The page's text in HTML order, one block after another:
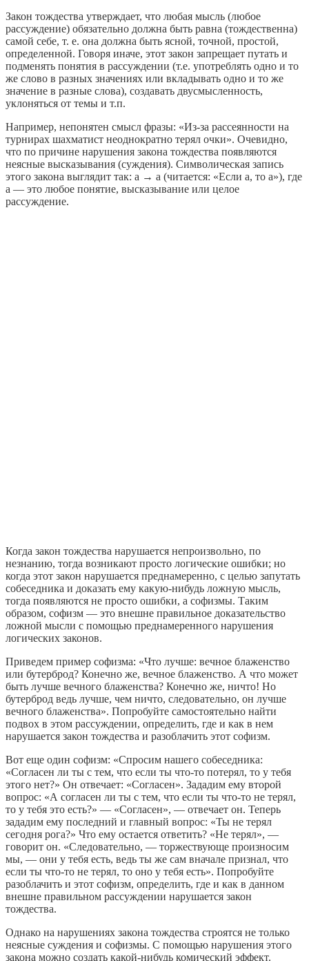
Закон тождества утверждает, что любая мысль (любое
рассуждение) обязательно должна быть равна (тождественна)
самой себе, т. е. она должна быть ясной, точной, простой,
определенной. Говоря иначе, этот закон запрещает путать и
подменять понятия в рассуждении (т.е. употреблять одно и то
же слово в разных значениях или вкладывать одно и то же
значение в разные слова), создавать двусмысленность,
уклоняться от темы и т.п.
Например, непонятен смысл фразы: «Из-за рассеянности на
турнирах шахматист неоднократно терял очки». Очевидно,
что по причине нарушения закона тождества появляются
неясные высказывания (суждения). Символическая запись
этого закона выглядит так: а → а (читается: «Если а, то а»), где
а — это любое понятие, высказывание или целое
рассуждение.
Когда закон тождества нарушается непроизвольно, по
незнанию, тогда возникают просто логические ошибки; но
когда этот закон нарушается преднамеренно, с целью запутать
собеседника и доказать ему какую-нибудь ложную мысль,
тогда появляются не просто ошибки, а софизмы. Таким
образом, софизм — это внешне правильное доказательство
ложной мысли с помощью преднамеренного нарушения
логических законов.
Приведем пример софизма: «Что лучше: вечное блаженство
или бутерброд? Конечно же, вечное блаженство. А что может
быть лучше вечного блаженства? Конечно же, ничто! Но
бутерброд ведь лучше, чем ничто, следовательно, он лучше
вечного блаженства». Попробуйте самостоятельно найти
подвох в этом рассуждении, определить, где и как в нем
нарушается закон тождества и разоблачить этот софизм.
Вот еще один софизм: «Спросим нашего собеседника:
«Согласен ли ты с тем, что если ты что-то потерял, то у тебя
этого нет?» Он отвечает: «Согласен». Зададим ему второй
вопрос: «А согласен ли ты с тем, что если ты что-то не терял,
то у тебя это есть?» — «Согласен», — отвечает он. Теперь
зададим ему последний и главный вопрос: «Ты не терял
сегодня рога?» Что ему остается ответить? «Не терял», —
говорит он. «Следовательно, — торжествующе произносим
мы, — они у тебя есть, ведь ты же сам вначале признал, что
если ты что-то не терял, то оно у тебя есть». Попробуйте
разоблачить и этот софизм, определить, где и как в данном
внешне правильном рассуждении нарушается закон
тождества.
Однако на нарушениях закона тождества строятся не только
неясные суждения и софизмы. С помощью нарушения этого
закона можно создать какой-нибудь комический эффект.